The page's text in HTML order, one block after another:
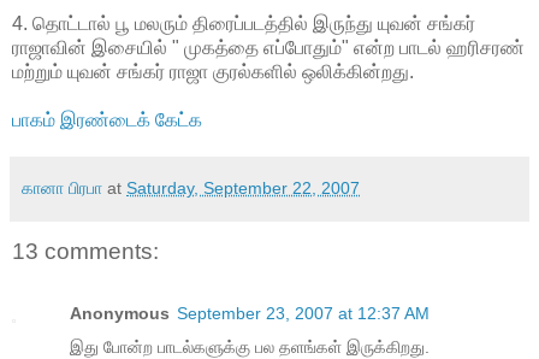
4. தொட்டால் பூ மலரும் திரைப்படத்தில் இருந்து யுவன் சங்கர்
ராஜாவின் இசையில் " முகத்தை எப்போதும்" என்ற பாடல் ஹரிசரண்
மற்றும் யுவன் சங்கர் ராஜா குரல்களில் ஒலிக்கின்றது.
பாகம் இரண்டைக் கேட்க
கானா பிரபா at Saturday, September 22, 2007
13 comments:
Anonymous September 23, 2007 at 12:37 AM
இது போன்ற பாடல்களுக்கு பல தளங்கள் இருக்கிறது.